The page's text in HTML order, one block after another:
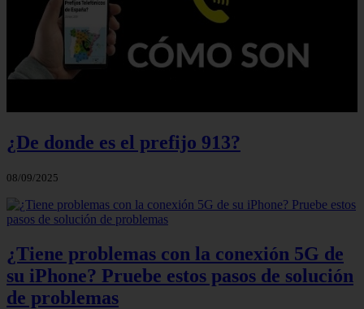
¿De donde es el prefijo 913?
08/09/2025
¿Tiene problemas con la conexión 5G de
su iPhone? Pruebe estos pasos de solución
de problemas